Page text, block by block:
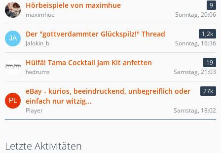
Hörbeispiele von maximhue
9
maximhue
Sonntag, 20:06
Der "gottverdammter Glückspilz!" Thread
1,2k
Jalokin_b
Sonntag, 16:36
Hülfä! Tama Cocktail Jam Kit anfetten
19
fwdrums
Samstag, 21:03
eBay - kurios, beeindruckend, unbegreiflich oder
einfach nur witzig...
27k
Player Samstag, 18:02
Letzte Aktivitäten